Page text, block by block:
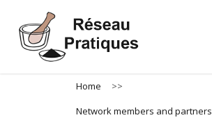
main
Home
>>
Network members and partners